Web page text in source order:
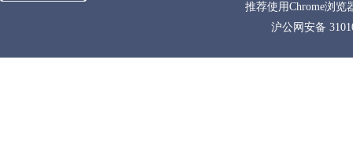
推荐使用Chrome浏览
沪公网安备